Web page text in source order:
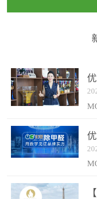
民法院室内除甲醛空气
保施工日期：2020年1